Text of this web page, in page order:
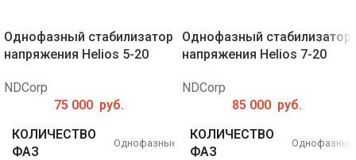
Однофазный стабилизатор
напряжения Helios 5-20
NDCorp
75 000 руб.
КОЛИЧЕСТВО
ФАЗ
Однофазные
Однофазный стабилизатор
напряжения Helios 7-20
NDCorp
85 000 руб.
КОЛИЧЕСТВО
ФАЗ
Однофазные